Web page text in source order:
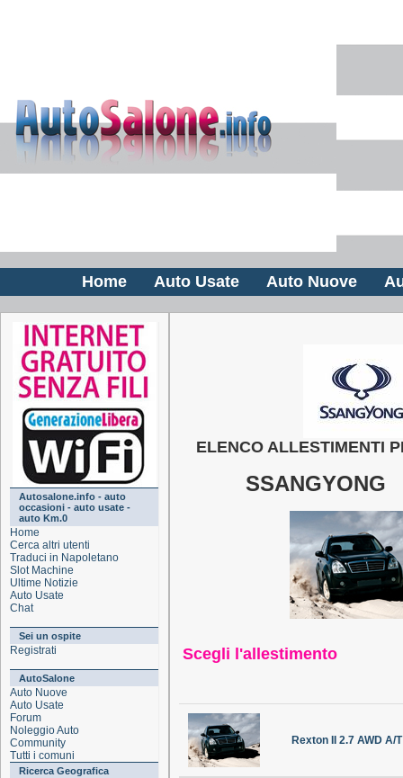
Home Auto Usate Auto Nuove
Autosalone.info - auto
occasioni - auto usate -
auto Km.0
Home
Cerca altri utenti
Traduci in Napoletano
Slot Machine
Ultime Notizie
Auto Usate
Chat
Sei un ospite
Registrati
AutoSalone
Auto Nuove
Auto Usate
Forum
Noleggio Auto
Community
Tutti i comuni
Ricerca Geografica
ELENCO ALLESTIMENTI
SSANGYONG
Scegli l'allestimento
Rexton II 2.7 AWD A/